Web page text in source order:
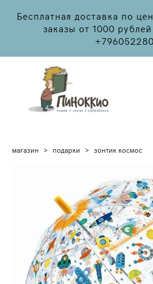
Бесплатная доставка по
заказы от 1000
магазин > подарки > зонтик космос